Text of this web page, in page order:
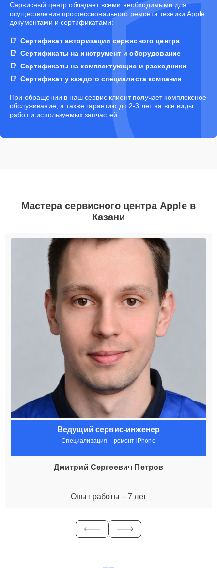
Cервисный центр обладает всеми необходимыми для
осуществления профессионального ремонта техники Apple
документами и сертификатами:
Сертификат авторизации сервисного центра
Сертификаты на инструмент и оборудование
Сертификаты на комплектующие и расходники
Сертификат у каждого специалиста компании
При обращении в наш сервис клиент получает комплексное
обслуживание, а также гарантию до 2-3 лет на все виды
работ и используемых запчастей.
Мастера сервисного центра Apple в
Казани
Ведущий сервис-инженер
Специализация – ремонт iPhone
Дмитрий Сергеевич Петров
Опыт работы – 7 лет